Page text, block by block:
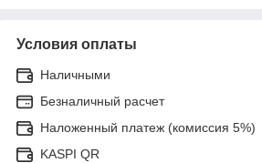
Условия оплаты
Наличными
Безналичный расчет
Наложенный платеж (комиссия 5%)
KASPI QR